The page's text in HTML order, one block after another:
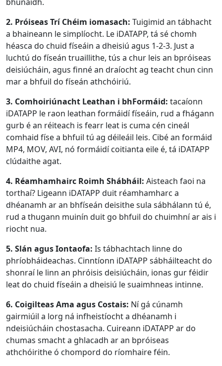
bhunaidh.
2. Próiseas Trí Chéim iomasach: Tuigimid an tábhacht
a bhaineann le simplíocht. Le iDATAPP, tá sé chomh
héasca do chuid físeáin a dheisiú agus 1-2-3. Just a
luchtú do físeán truaillithe, tús a chur leis an bpróiseas
deisiúcháin, agus finné an draíocht ag teacht chun cinn
mar a bhfuil do físeán athchóiriú.
3. Comhoiriúnacht Leathan i bhFormáid: tacaíonn
iDATAPP le raon leathan formáidí físeáin, rud a fhágann
gurb é an réiteach is fearr leat is cuma cén cineál
comhaid físe a bhfuil tú ag déileáil leis. Cibé an formáid
MP4, MOV, AVI, nó formáidí coitianta eile é, tá iDATAPP
clúdaithe agat.
4. Réamhamhairc Roimh Shábháil: Aisteach faoi na
torthaí? Ligeann iDATAPP duit réamhamharc a
dhéanamh ar an bhfíseán deisithe sula sábhálann tú é,
rud a thugann muinín duit go bhfuil do chuimhní ar ais i
riocht nua.
5. Slán agus Iontaofa: Is tábhachtach linne do
phríobháideachas. Cinntíonn iDATAPP sábháilteacht do
shonraí le linn an phróisis deisiúcháin, ionas gur féidir
leat do chuid físeáin a dheisiú le suaimhneas intinne.
6. Coigilteas Ama agus Costais: Ní gá cúnamh
gairmiúil a lorg ná infheistíocht a dhéanamh i
ndeisiúcháin chostasacha. Cuireann iDATAPP ar do
chumas smacht a ghlacadh ar an bpróiseas
athchóirithe ó chompord do ríomhaire féin.